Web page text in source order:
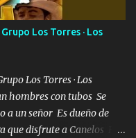
TIJUANA Música Al
necesidad no porque
andar y nunca con la
ando de enamorado
Los Torres · Los
Los Torres · Los
hombres con tubos Se
a un señor Es dueño de
que disfrute a Canelos Es